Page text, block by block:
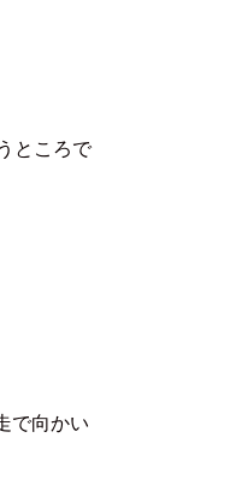
ところで
で向かい